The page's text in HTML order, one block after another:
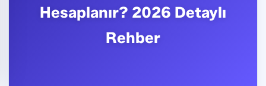
Hesaplanır? 2026 Detaylı
Rehber